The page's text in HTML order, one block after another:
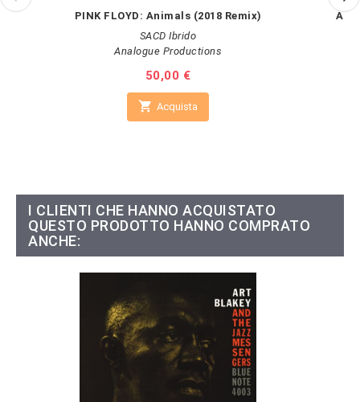
PINK FLOYD: Animals (2018 Remix)
SACD Ibrido
Analogue Productions
Prezzo
50,00 €
 Acquista
I CLIENTI CHE HANNO ACQUISTATO
QUESTO PRODOTTO HANNO COMPRATO
ANCHE: